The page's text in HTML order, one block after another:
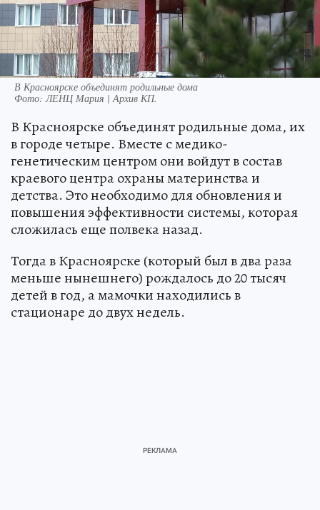
В Красноярске объединят родильные дома
Фото:ЛЕНЦ Мария | Архив КП.
В Красноярске объединят родильные дома, их
в городе четыре. Вместе с медико-
генетическим центром они войдут в состав
краевого центра охраны материнства и
детства. Это необходимо для обновления и
повышения эффективности системы, которая
сложилась еще полвека назад.
Тогда в Красноярске (который был в два раза
меньше нынешнего) рождалось до 20 тысяч
детей в год, а мамочки находились в
стационаре до двух недель.